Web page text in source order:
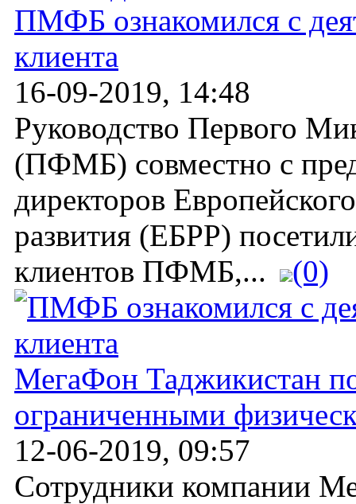
ПМФБ ознакомился с
клиента
16-09-2019, 14:48
Руководство Первого
(ПФМБ) совместно с
директоров
развития (ЕБРР)
клиентов ПФМБ,...
(0)
МегаФон Таджикистан
ограниченными
12-06-2019, 09:57
Cотрудники компании